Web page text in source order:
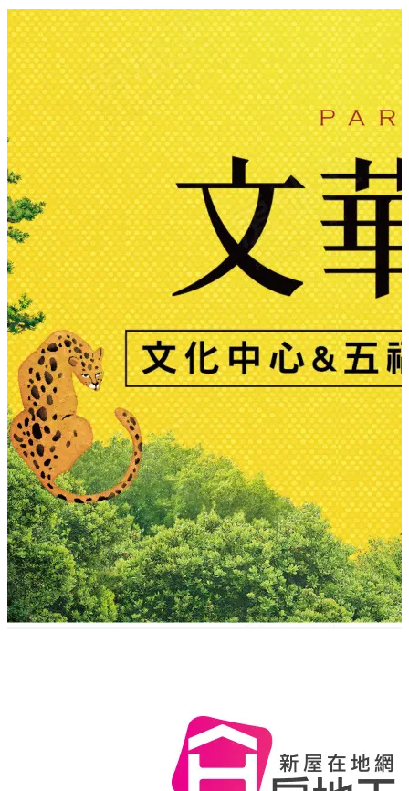
6.巴洛克風格歷久彌新 經典呈現，崗石基座打造媲美香港
半島酒店。
7.四面臨路稀有方正基地，環繞近2000坪公園綠地，社區
臨路退縮樹海包圍。
8.唯一結合政府BOO案，一二樓精品超市省時又省便。
9.11座連拱三進式挑高門廳，精品生活宅。
10.少見10年防水保固，給客戶最安心的住家。